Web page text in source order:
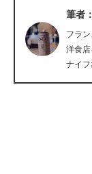
ITエンジニア
企業向けIT製
製造業のIT導
筆者
フラ
洋食
ナイフ